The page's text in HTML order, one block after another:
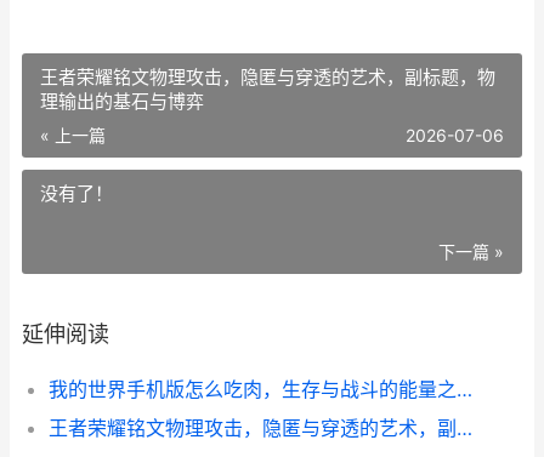
王者荣耀铭文物理攻击，隐匿与穿透的艺术，副标题，物
理输出的基石与博弈
« 上一篇 2026-07-06
没有了！
下一篇 »
延伸阅读
我的世界手机版怎么吃肉，生存与战斗的能量之源
王者荣耀铭文物理攻击，隐匿与穿透的艺术，副标题，物理输出的基石与博弈